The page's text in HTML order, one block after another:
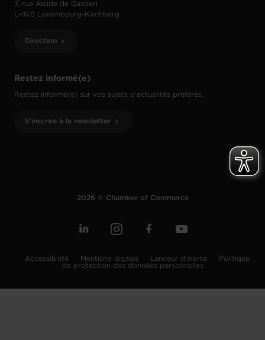
Restez informé(e)
Restez informé(e) sur vos sujets d’actualités préférés.
S'inscrire à la newsletter
7, rue Alcide de Gasperi
L-1615 Luxembourg-Kirchberg
Direction
2026 © Chamber of Commerce
Accessibilité Mentions légales Lanceur d'alerte
Politique
de protection des données personnelles